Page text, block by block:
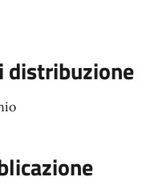
distribuzione